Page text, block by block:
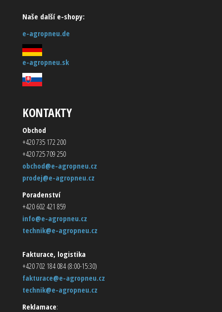
Naše další e-shopy:
e-agropneu.de
e-agropneu.sk
KONTAKTY
Obchod
+420 735 172 200
+420 725 709 250
obchod@e-agropneu.cz
prodej@e-agropneu.cz
Poradenství
+420 602 421 859
info@e-agropneu.cz
technik@e-agropneu.cz
Fakturace, logistika
+420 702 184 084 (8:00-15:30)
fakturace@e-agropneu.cz
technik@e-agropneu.cz
Reklamace: